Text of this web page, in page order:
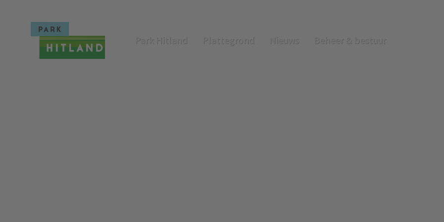
Park Hitland Plattegrond Nieuws Beheer & bestuur